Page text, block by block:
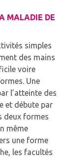
MALADIE DE
simples
des mains
voire
Une
l’atteinte des
et débute par
deux formes
même
une forme
les facultés